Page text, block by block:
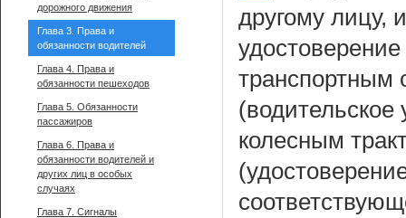
другому лицу,
транспортным
(водительское
колесным
дорожного движения
Глава 3. Права и
обязанности водителей
Глава 4. Права и
обязанности пешеходов
Глава 5. Обязанности
пассажиров
Глава 6. Права и
обязанности водителей и
других лиц в особых
случаях
Глава 7. Сигналы